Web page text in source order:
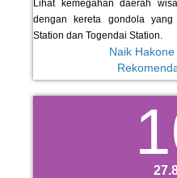
Lihat kemegahan daerah
dengan kereta gondola yang
Station dan Togendai Station.
Naik